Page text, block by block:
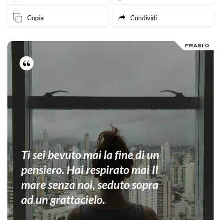
Copia Condividi